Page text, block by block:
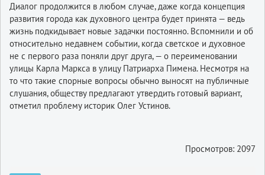
Диалог продолжится в любом случае, даже когда концепция
развития города как духовного центра будет принята — ведь
жизнь подкидывает новые задачки постоянно. Вспомнили и об
относительно недавнем событии, когда светское и духовное
не с первого раза поняли друг друга, — о переименовании
улицы Карла Маркса в улицу Патриарха Пимена. Несмотря на
то что такие спорные вопросы обычно выносят на публичные
слушания, обществу предлагают утвердить готовый вариант,
отметил проблему историк Олег Устинов.
Просмотров: 2097